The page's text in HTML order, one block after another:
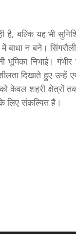
है, बल्कि यह भी
बाधा न बने। सिंगरौली
भूमिका निभाई। गंभीर
दिखाते हुए उन्हें
केवल शहरी क्षेत्रों
लिए संकल्पित है।